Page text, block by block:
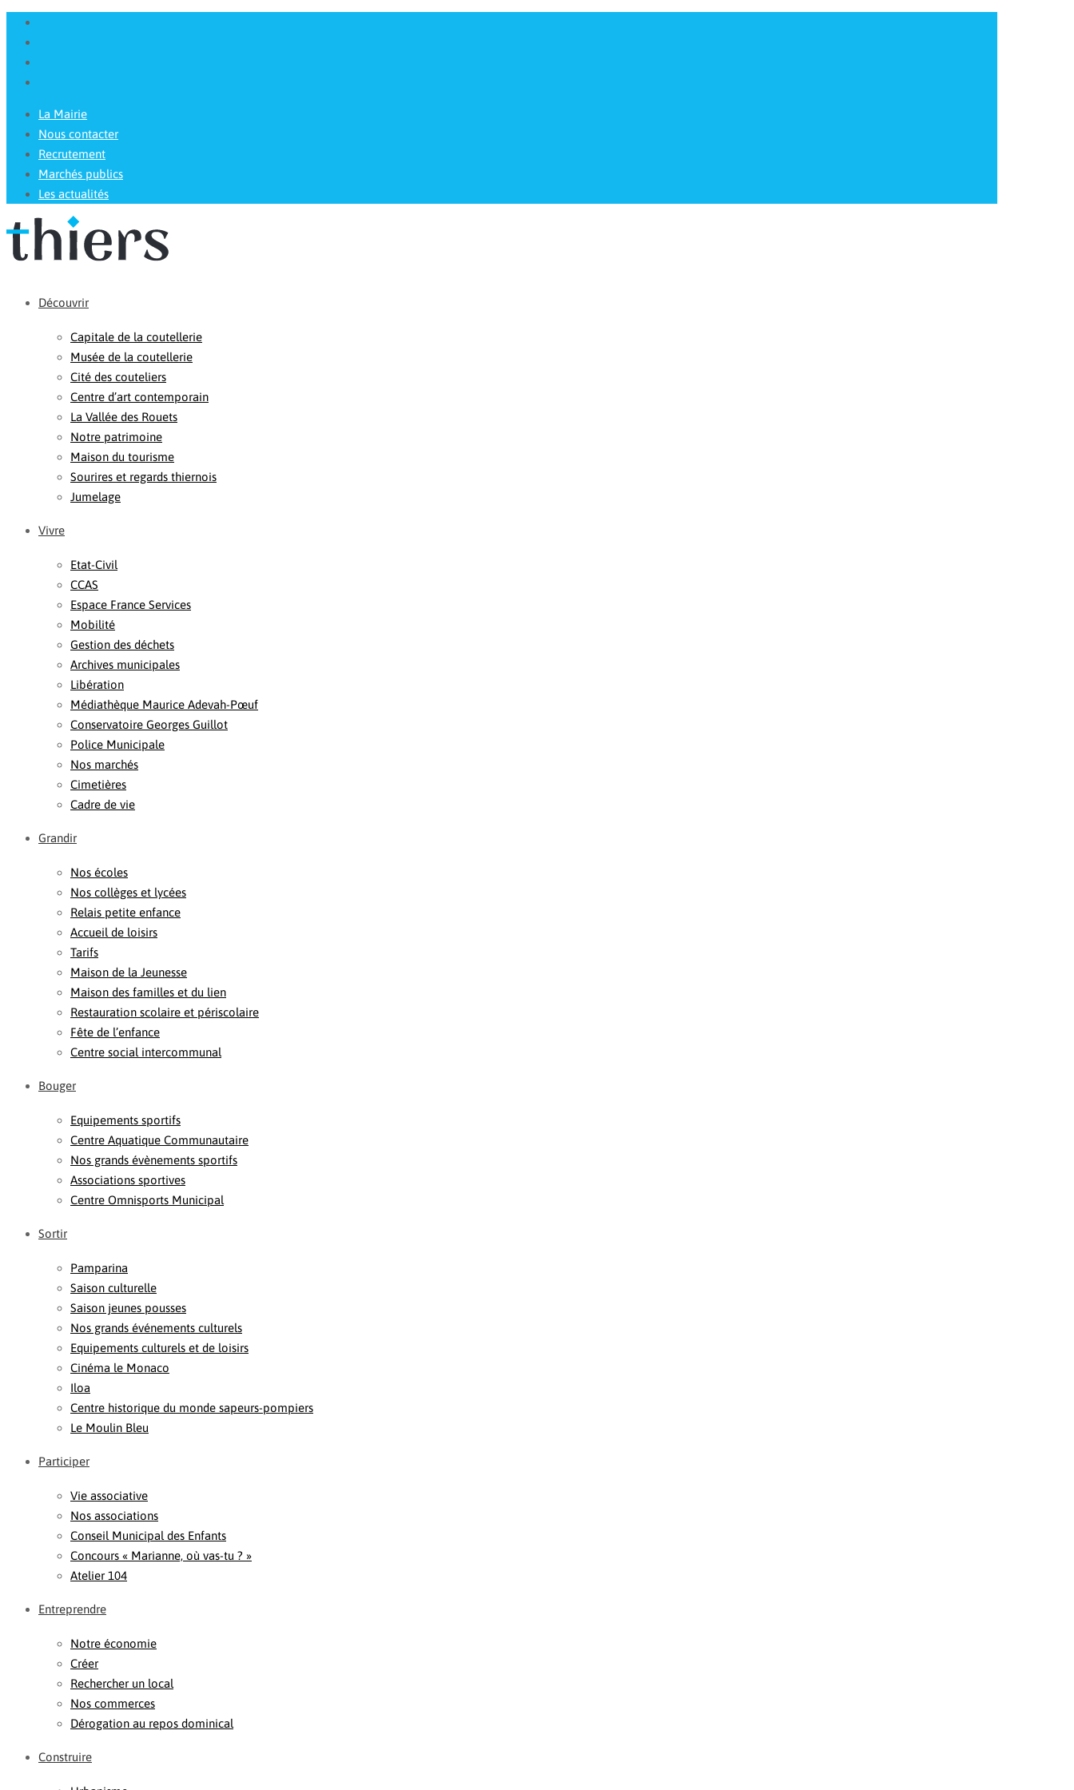
La Mairie
Nous contacter
Recrutement
Marchés publics
Les actualités
Découvrir
Capitale de la coutellerie
Musée de la coutellerie
Cité des couteliers
Centre d’art contemporain
La Vallée des Rouets
Notre patrimoine
Maison du tourisme
Sourires et regards thiernois
Jumelage
Vivre
Etat-Civil
CCAS
Espace France Services
Mobilité
Gestion des déchets
Archives municipales
Libération
Médiathèque Maurice Adevah-Pœuf
Conservatoire Georges Guillot
Police Municipale
Nos marchés
Cimetières
Cadre de vie
Grandir
Nos écoles
Nos collèges et lycées
Relais petite enfance
Accueil de loisirs
Tarifs
Maison de la Jeunesse
Maison des familles et du lien
Restauration scolaire et périscolaire
Fête de l’enfance
Centre social intercommunal
Bouger
Equipements sportifs
Centre Aquatique Communautaire
Nos grands évènements sportifs
Associations sportives
Centre Omnisports Municipal
Sortir
Pamparina
Saison culturelle
Saison jeunes pousses
Nos grands événements culturels
Equipements culturels et de loisirs
Cinéma le Monaco
Iloa
Centre historique du monde sapeurs-pompiers
Le Moulin Bleu
Participer
Vie associative
Nos associations
Conseil Municipal des Enfants
Concours « Marianne, où vas-tu ? »
Atelier 104
Entreprendre
Notre économie
Créer
Rechercher un local
Nos commerces
Dérogation au repos dominical
Construire